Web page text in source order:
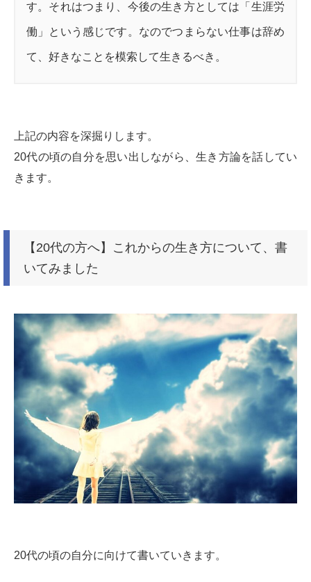
す。それはつまり、今後の生き方としては「生涯労
働」という感じです。なのでつまらない仕事は辞め
て、好きなことを模索して生きるべき。
上記の内容を深掘りします。
20代の頃の自分を思い出しながら、生き方論を話してい
きます。
【20代の方へ】これからの生き方について、書
いてみました
20代の頃の自分に向けて書いていきます。